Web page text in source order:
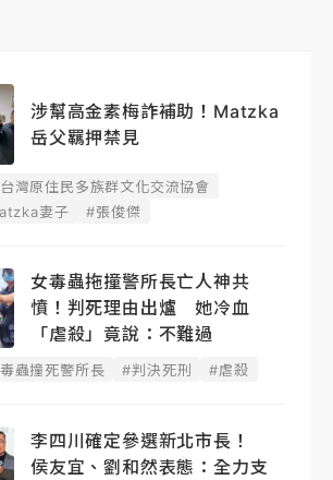
涉幫高金素梅詐補助！Matzka
岳父羈押禁見
灣原住民多族群文化交流協會
妻子 #張俊傑
女毒蟲拖撞警所長亡人神共
憤！判死理由出爐 她冷血
「虐殺」竟說：不難過
蟲撞死警所長 #判決死刑 #虐殺
李四川確定參選新北市長！
侯友宜、劉和然表態：全力支